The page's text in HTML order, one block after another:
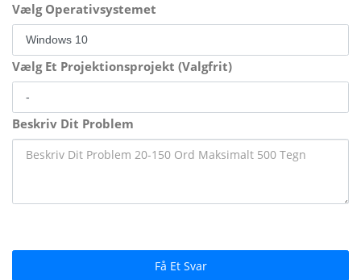
Vælg Operativsystemet
Vælg Et Projektionsprojekt (Valgfrit)
Beskriv Dit Problem
Få Et Svar